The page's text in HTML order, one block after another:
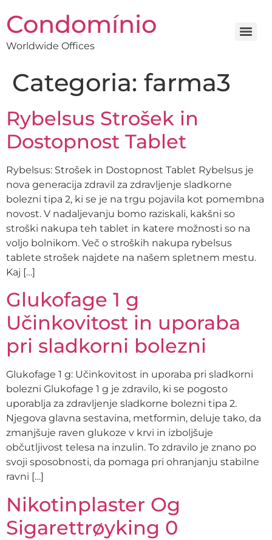
Condomínio
Worldwide Offices
Categoria: farma3
Rybelsus Strošek in
Dostopnost Tablet
Rybelsus: Strošek in Dostopnost Tablet Rybelsus je
nova generacija zdravil za zdravljenje sladkorne
bolezni tipa 2, ki se je na trgu pojavila kot pomembna
novost. V nadaljevanju bomo raziskali, kakšni so
stroški nakupa teh tablet in katere možnosti so na
voljo bolnikom. Več o stroških nakupa rybelsus
tablete strošek najdete na našem spletnem mestu.
Kaj […]
Glukofage 1 g
Učinkovitost in uporaba
pri sladkorni bolezni
Glukofage 1 g: Učinkovitost in uporaba pri sladkorni
bolezni Glukofage 1 g je zdravilo, ki se pogosto
uporablja za zdravljenje sladkorne bolezni tipa 2.
Njegova glavna sestavina, metformin, deluje tako, da
zmanjšuje raven glukoze v krvi in izboljšuje
občutljivost telesa na inzulin. To zdravilo je znano po
svoji sposobnosti, da pomaga pri ohranjanju stabilne
ravni […]
Nikotinplaster Og
Sigarettrøyking 0